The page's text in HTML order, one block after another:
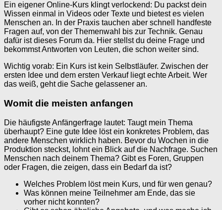
Ein eigener Online-Kurs klingt verlockend: Du packst dein
Wissen einmal in Videos oder Texte und bietest es vielen
Menschen an. In der Praxis tauchen aber schnell handfeste
Fragen auf, von der Themenwahl bis zur Technik. Genau
dafür ist dieses Forum da. Hier stellst du deine Frage und
bekommst Antworten von Leuten, die schon weiter sind.
Wichtig vorab: Ein Kurs ist kein Selbstläufer. Zwischen der
ersten Idee und dem ersten Verkauf liegt echte Arbeit. Wer
das weiß, geht die Sache gelassener an.
Womit die meisten anfangen
Die häufigste Anfängerfrage lautet: Taugt mein Thema
überhaupt? Eine gute Idee löst ein konkretes Problem, das
andere Menschen wirklich haben. Bevor du Wochen in die
Produktion steckst, lohnt ein Blick auf die Nachfrage. Suchen
Menschen nach deinem Thema? Gibt es Foren, Gruppen
oder Fragen, die zeigen, dass ein Bedarf da ist?
Welches Problem löst mein Kurs, und für wen genau?
Was können meine Teilnehmer am Ende, das sie
vorher nicht konnten?